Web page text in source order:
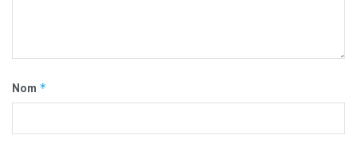
Nom *